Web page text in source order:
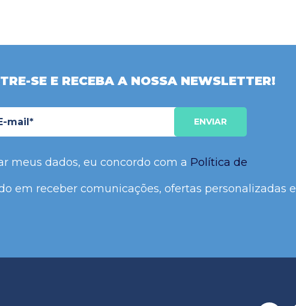
SE E RECEBA A NOSSA NEWSLETTER!
meus dados, eu concordo com a Política de
em receber comunicações, ofertas personalizadas e